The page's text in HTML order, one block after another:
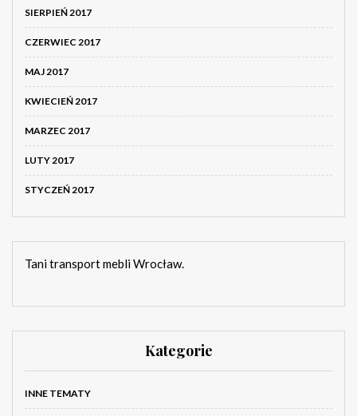
SIERPIEŃ 2017
CZERWIEC 2017
MAJ 2017
KWIECIEŃ 2017
MARZEC 2017
LUTY 2017
STYCZEŃ 2017
Tani transport mebli Wrocław.
Kategorie
INNE TEMATY